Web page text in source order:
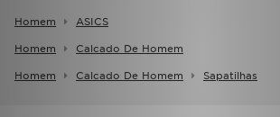
Homem ASICS
Homem Calcado De Homem
Homem Calcado De Homem Sapatilhas